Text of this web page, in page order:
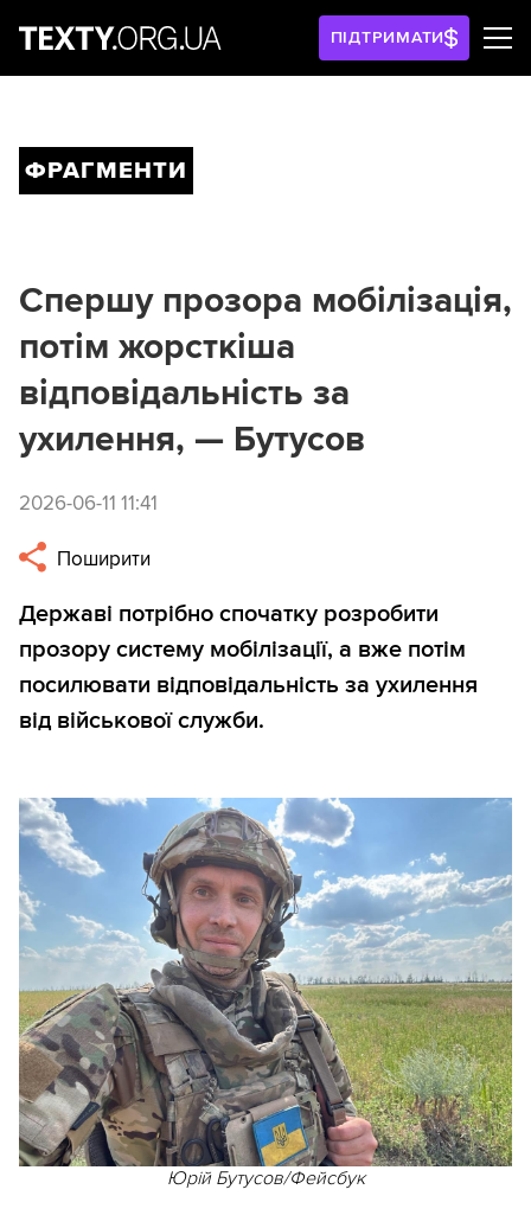
ПІДТРИМАТИ
ФРАГМЕНТИ
Спершу прозора мобілізація,
потім жорсткіша
відповідальність за
ухилення, — Бутусов
2026-06-11 11:41
Поширити
Державі потрібно спочатку розробити
прозору систему мобілізації, а вже потім
посилювати відповідальність за ухилення
від військової служби.
Юрій Бутусов/Фейсбук